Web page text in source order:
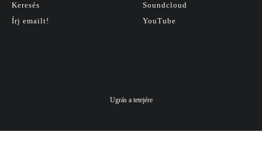
Keresés
Írj emailt!
Soundcloud
YouTube
Ugrás a tetejére